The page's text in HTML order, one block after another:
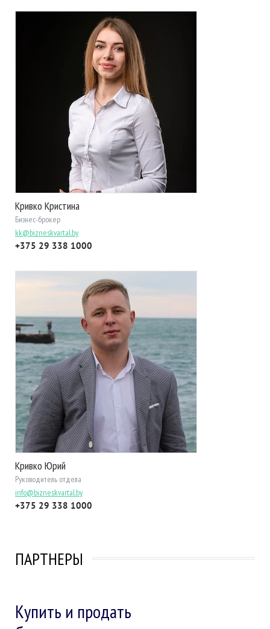
Кривко Кристина
Бизнес-брокер
kk@bizneskvartal.by
+375 29 338 1000
Кривко Юрий
Руководитель отдела
info@bizneskvartal.by
+375 29 338 1000
ПАРТНЕРЫ
Купить и продать